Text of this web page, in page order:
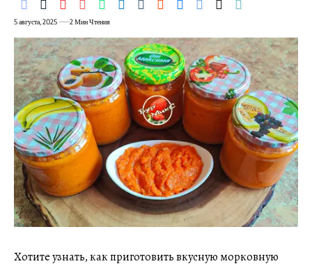
5 августа, 2025 2 Мин Чтения
Хотите узнать, как приготовить вкусную морковную